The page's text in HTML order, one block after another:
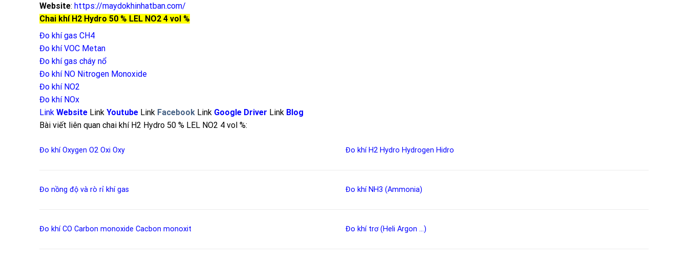
Website: https://maydokhinhatban.com/
Chai khí H2 Hydro 50 % LEL NO2 4 vol %
Đo khí gas CH4
Đo khí VOC Metan
Đo khí gas cháy nổ
Đo khí NO Nitrogen Monoxide
Đo khí NO2
Đo khí NOx
Link Website Link Youtube Link Facebook Link Google Driver Link Blog
Bài viết liên quan chai khí H2 Hydro 50 % LEL NO2 4 vol %:
Đo khí Oxygen O2 Oxi Oxy Đo khí H2 Hydro Hydrogen Hidro
Đo nồng độ và rò rỉ khí gas Đo khí NH3 (Ammonia)
Đo khí CO Carbon monoxide Cacbon monoxit Đo khí trơ (Heli Argon …)